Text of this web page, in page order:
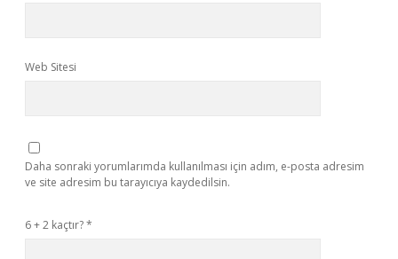
Web Sitesi
Daha sonraki yorumlarımda kullanılması için adım, e-posta adresim
ve site adresim bu tarayıcıya kaydedilsin.
6 + 2 kaçtır?*